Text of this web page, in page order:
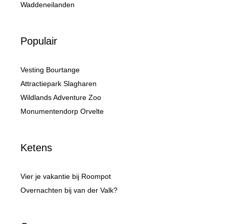
Waddeneilanden
Populair
Vesting Bourtange
Attractiepark Slagharen
Wildlands Adventure Zoo
Monumentendorp Orvelte
Ketens
Vier je vakantie bij Roompot
Overnachten bij van der Valk?